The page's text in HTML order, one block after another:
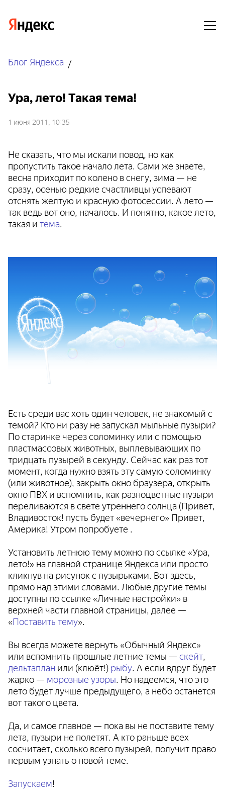
Блог Яндекса
Ура, лето! Такая тема!
1 июня 2011, 10:35
Не сказать, что мы искали повод, но как
пропустить такое начало лета. Сами же знаете,
весна приходит по колено в снегу, зима — не
сразу, осенью редкие счастливцы успевают
отснять желтую и красную фотосессии. А лето —
так ведь вот оно, началось. И понятно, какое лето,
такая итема.
Есть среди вас хоть один человек, не знакомый с
темой? Кто ни разу не запускал мыльные пузыри?
По старинке через соломинку или с помощью
пластмассовых животных, выплевывающих по
тридцать пузырей в секунду. Сейчас как раз тот
момент, когда нужно взять эту самую соломинку
(или животное), закрыть окно браузера, открыть
окно ПВХ и вспомнить, как разноцветные пузыри
переливаются в свете утреннего солнца (Привет,
Владивосток! пусть будет «вечернего» Привет,
Америка! Утром попробуете .
Установить летнюю тему можно по ссылке «Ура,
лето!» на главной странице Яндекса или просто
кликнув на рисунок с пузырьками. Вот здесь,
прямо над этими словами. Любые другие темы
доступны по ссылке «Личные настройки» в
верхней части главной страницы, далее —
«Поставить тему».
Вы всегда можете вернуть «Обычный Яндекс»
или вспомнить прошлые летние темы —скейт,
дельтаплан или (клюёт!)рыбу. А если вдруг будет
жарко — морозные узоры. Но надеемся, что это
лето будет лучше предыдущего, а небо останется
вот такого цвета.
Да, и самое главное — пока вы не поставите тему
лета, пузыри не полетят. А кто раньше всех
сосчитает, сколько всего пузырей, получит право
первым узнать о новой теме.
Запускаем!